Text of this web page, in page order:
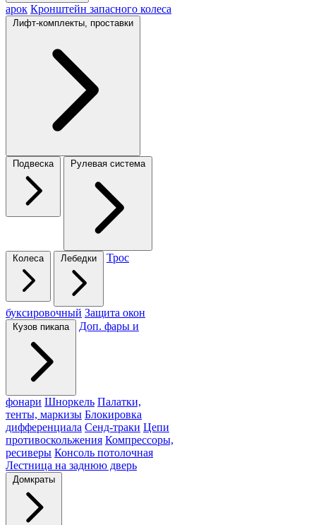
арок Кронштейн запасного колеса
Лифт-комплекты, проставки
Подвеска Рулевая система
Колеса Лебедки Трос
буксировочный Защита окон
Кузов пикапа Доп. фары и
фонари Шноркель Палатки,
тенты, маркизы Блокировка
дифференциала Сенд-траки Цепи
противоскольжения Компрессоры,
ресиверы Консоль потолочная
Лестница на заднюю дверь
Домкраты